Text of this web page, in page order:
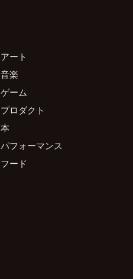
アート
音楽
ゲーム
プロダクト
本
パフォーマンス
フード